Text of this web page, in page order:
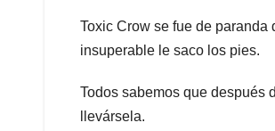
Toxic Crow se fue de
insuperable le saco los pies.
Todos sabemos que después
llevársela.